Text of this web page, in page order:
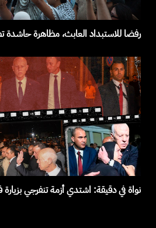
رفضا للاستبداد العابث، مظاهرة حاشدة
نواة في دقيقة: اشتدي أزمة تنفرجي